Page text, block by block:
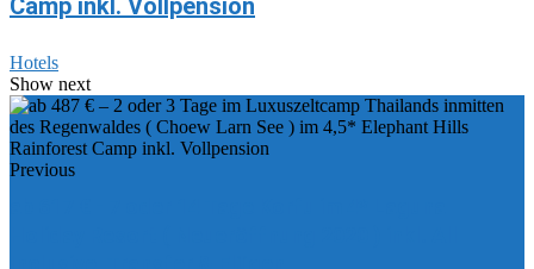
Camp inkl. Vollpension
Hotels
Show next
Previous